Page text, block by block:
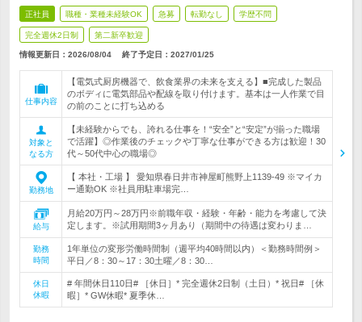
正社員 職種・業種未経験OK 急募 転勤なし 学歴不問
完全週休2日制 第二新卒歓迎
情報更新日：2026/08/04 終了予定日： 2027/01/25
仕事内容
【電気式厨房機器で、飲食業界の未来を支える】■完成した製品
のボディに電気部品や配線を取り付けます。基本は一人作業で目
の前のことに打ち込める
対象と
なる方
【未経験からでも、誇れる仕事を！“安全”と“安定”が揃った職場
で活躍】◎作業後のチェックや丁寧な仕事ができる方は歓迎！30
代～50代中心の職場◎
勤務地
【 本社・工場 】 愛知県春日井市神屋町熊野上1139-49 ※マイカ
ー通勤OK ※社員用駐車場完…
給与
月給20万円～28万円※前職年収・経験・年齢・能力を考慮して決
定します。※試用期間3ヶ月あり（期間中の待遇は変わりま…
勤務
時間
1年単位の変形労働時間制（週平均40時間以内）＜勤務時間例＞
平日／8：30～17：30土曜／8：30…
休日
休暇
# 年間休日110日# ［休日］* 完全週休2日制（土日）* 祝日# ［休
暇］* GW休暇* 夏季休…